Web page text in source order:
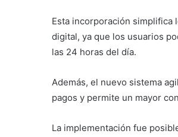
Esta incorporación simplifica
digital, ya que los usuarios
las 24 horas del día.
Además, el nuevo sistema
pagos y permite un mayor
La implementación fue